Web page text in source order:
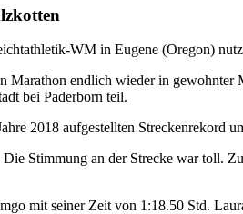
WM in Eugene (Oregon)
endlich wieder in
bei Paderborn teil.
2018 aufgestellten Streckenrekord
Stimmung an der Strecke war toll.
mit seiner Zeit von 1:18.50 Std.